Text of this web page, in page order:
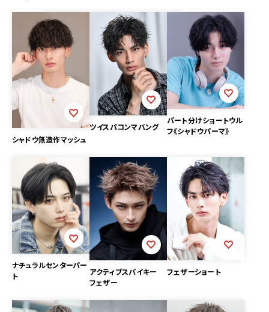
シャドウ無造作マッシュ
ツイスパコンマバング
パート分けショートウル
フ《シャドウパーマ》
ナチュラルセンターパー
ト
アクティブスパイキー
フェザー
フェザーショート